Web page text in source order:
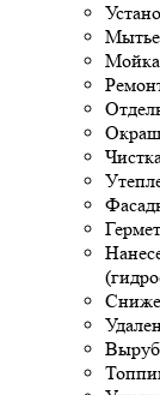
Мойка